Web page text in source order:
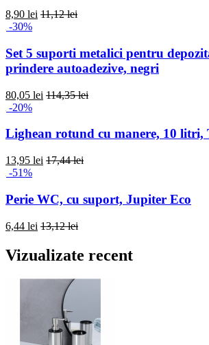
8,90 lei 11,12 lei
-30%
Set 5 suporti metalici pentru
prindere autoadezive, negri
80,05 lei 114,35 lei
-20%
Lighean rotund cu manere, 10 litri,
13,95 lei 17,44 lei
-51%
Perie WC, cu suport, Jupiter Eco
6,44 lei 13,12 lei
Vizualizate recent